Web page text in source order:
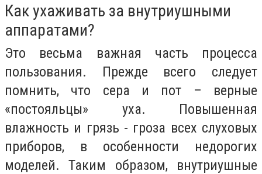
Как ухаживать за внутриушными
аппаратами?
Это весьма важная часть процесса
пользования. Прежде всего следует
помнить, что сера и пот – верные
«постояльцы» уха. Повышенная
влажность и грязь - гроза всех слуховых
приборов, в особенности недорогих
моделей. Таким образом, внутриушные